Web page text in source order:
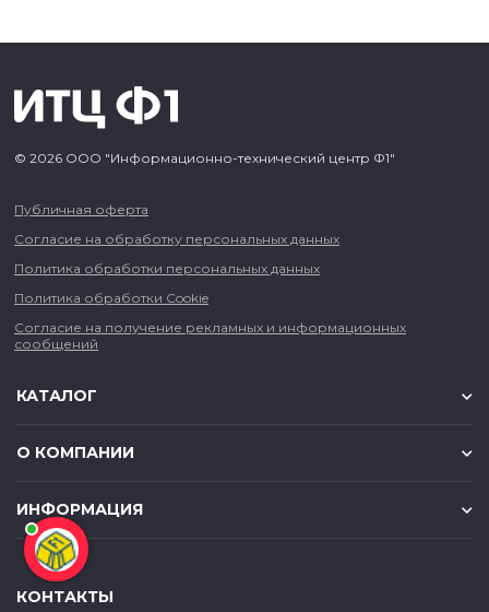
© 2026 ООО "Информационно-технический центр Ф1"
Публичная оферта
Согласие на обработку персональных данных
Политика обработки персональных данных
Политика обработки Cookie
Согласие на получение рекламных и информационных
сообщений
КАТАЛОГ
О КОМПАНИИ
ИНФОРМАЦИЯ
КОНТАКТЫ